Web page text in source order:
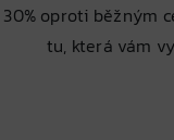
oproti běžným
tu, která vám